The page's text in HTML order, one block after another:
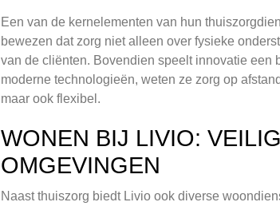
Een van de kernelementen van hun
bewezen dat zorg niet alleen over fysieke
van de cliënten. Bovendien speelt innovatie een
moderne technologieën, weten ze zorg op
maar ook flexibel.
WONEN BIJ LIVIO:
OMGEVINGEN
Naast thuiszorg biedt Livio ook diverse